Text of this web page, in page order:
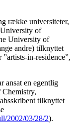
række universiteter,
of
University of
andre) tilknyttet
in-residence”,
ansat en egentlig
tilknyttet
2002/03/28/2).